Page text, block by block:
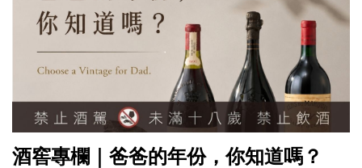
酒窖專欄｜爸爸的年份，你知道嗎？